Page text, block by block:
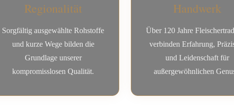
Regionalität
Sorgfältig ausgewählte Rohstoffe
und kurze Wege bilden die
Grundlage unserer
kompromisslosen Qualität.
Handwerk
Über 120 Jahre
verbinden Erfahrung,
und Leidenschaft für
außergewöhnlichen